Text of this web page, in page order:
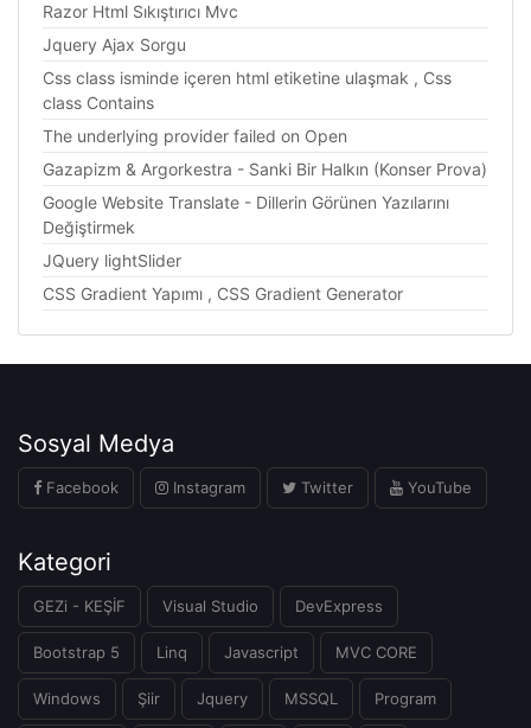
Razor Html Sıkıştırıcı Mvc
Jquery Ajax Sorgu
Css class isminde içeren html etiketine ulaşmak , Css
class Contains
The underlying provider failed on Open
Gazapizm & Argorkestra - Sanki Bir Halkın (Konser Prova)
Google Website Translate - Dillerin Görünen Yazılarını
Değiştirmek
JQuery lightSlider
CSS Gradient Yapımı , CSS Gradient Generator
Sosyal Medya
Facebook Instagram Twitter YouTube
Kategori
GEZi - KEŞİF Visual Studio DevExpress
Bootstrap 5 Linq Javascript MVC CORE
Windows Şiir Jquery MSSQL Program